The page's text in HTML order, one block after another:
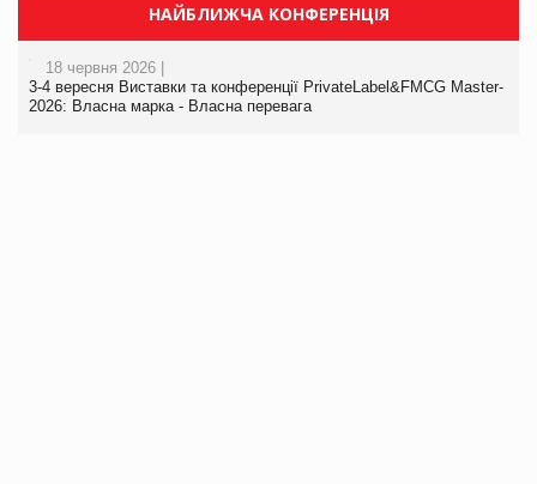
НАЙБЛИЖЧА КОНФЕРЕНЦІЯ
18 червня 2026 |
3-4 вересня Виставки та конференції PrivateLabel&FMCG Master-
2026: Власна марка - Власна перевага